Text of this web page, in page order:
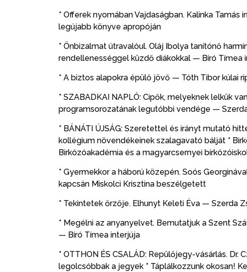
* Offerek nyomában Vajdaságban. Kalinka Tamás
legújabb könyve apropóján
* Önbizalmat útravalóul. Oláj Ibolya tanítónő
rendellenességgel küzdő diákokkal — Bíró Tímea
* A biztos alapokra épülő jövő — Tóth Tibor kúlai
* SZABADKAI NAPLÓ: Cipők, melyeknek lelkük
programsorozatának legutóbbi vendége —
* BÁNÁTI ÚJSÁG: Szeretettel és irányt mutató
kollégium növendékeinek szalagavató bálját *
Birkózóakadémia és a magyarcsernyei
* Gyermekkor a háború közepén. Soós
kapcsán Miskolci Krisztina beszélgetett
* Tekintetek őrzője. Elhunyt Keleti Éva — Szerda
* Megélni az anyanyelvet. Bemutatjuk a Szent
— Bíró Tímea interjúja
* OTTHON ÉS CSALÁD: Repülőjegy-vásárlás. Dr.
legolcsóbbak a jegyek * Táplálkozzunk okosan!